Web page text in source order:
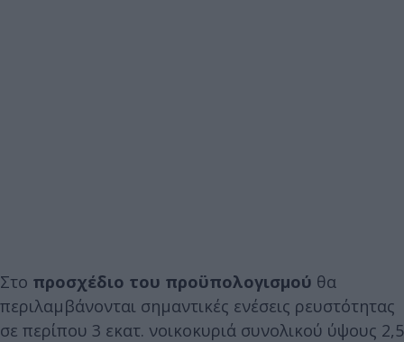
Στο προσχέδιο του προϋπολογισμού θα
περιλαμβάνονται σημαντικές ενέσεις ρευστότητας
σε περίπου 3 εκατ. νοικοκυριά συνολικού ύψους 2,5